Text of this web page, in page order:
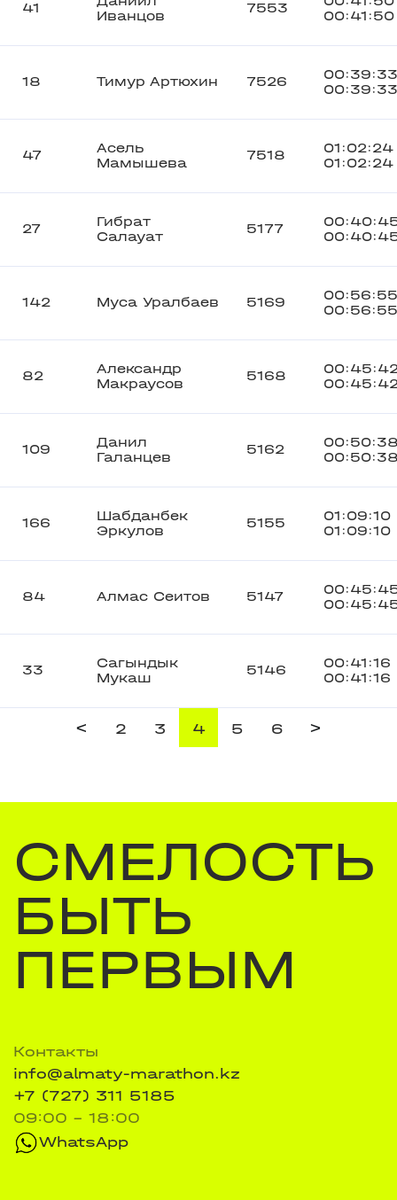
41
Иванцов
7553
00:41:50
18 Тимур Артюхин 7526
00:39:33
00:39:33
47
Асель
Мамышева
7518
01:02:24
01:02:24
27
Гибрат
Салауат
5177
142 Муса Уралбаев 5169
00:56:55
00:56:55
82
Александр
Макраусов
5168
109
Данил
Галанцев
5162
166
Шабданбек
Эркулов
5155
01:09:10
01:09:10
84 Алмас Сеитов 5147
33
Сагындык
Мукаш
5146
00:41:16
00:41:16
< 2 3 4 5 6 >
СМЕЛОСТЬ
БЫТЬ
ПЕРВЫМ
Контакты
info@almaty-marathon.kz
+7 (727) 311 5185
09:00 - 18:00
WhatsApp